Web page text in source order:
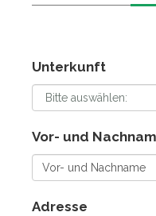
Unterkunft
Vor- und
Adresse